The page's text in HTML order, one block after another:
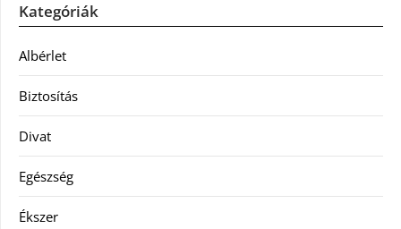
Kategóriák
Albérlet
Biztosítás
Divat
Egészség
Ékszer